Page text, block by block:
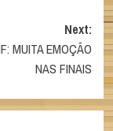
Next:
MUITA EMOÇÃO
NAS FINAIS